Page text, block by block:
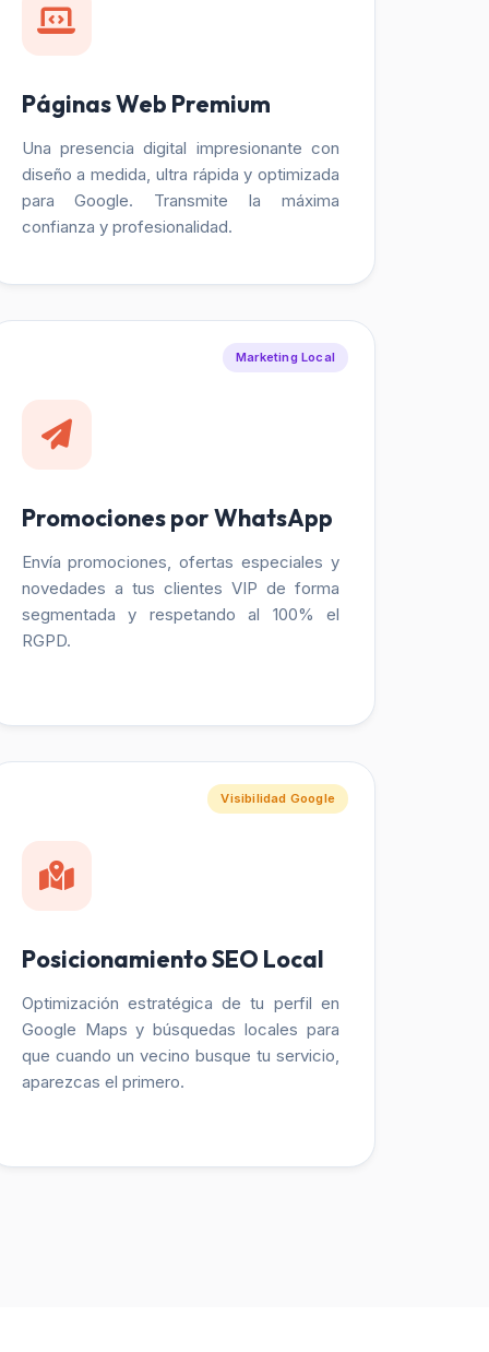
Páginas Web Premium
Una presencia digital impresionante con
diseño a medida, ultra rápida y optimizada
para Google. Transmite la máxima
confianza y profesionalidad.
Marketing Local
Promociones por WhatsApp
Envía promociones, ofertas especiales y
novedades a tus clientes VIP de forma
segmentada y respetando al 100% el
RGPD.
Visibilidad Google
Posicionamiento SEO Local
Optimización estratégica de tu perfil en
Google Maps y búsquedas locales para
que cuando un vecino busque tu servicio,
aparezcas el primero.